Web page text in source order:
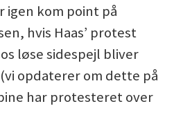
kom point på
hvis Haas’ protest
løse sidespejl bliver
opdaterer om dette på
har protesteret over